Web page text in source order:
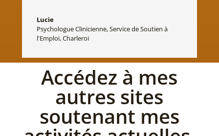
Lucie
Psychologue Clinicienne,Service de Soutien à
l'Emploi, Charleroi
Accédez à mes
autres sites
soutenant mes